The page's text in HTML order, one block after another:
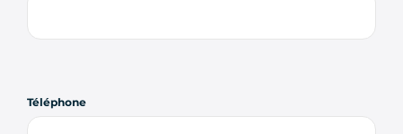
Téléphone